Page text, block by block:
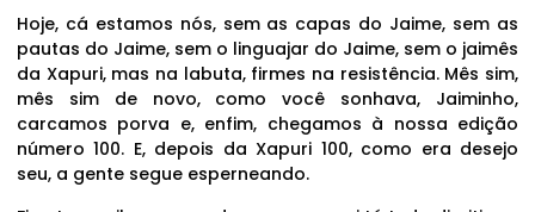
Hoje, cá estamos nós, sem as capas do Jaime, sem as
pautas do Jaime, sem o linguajar do Jaime, sem o jaimês
da Xapuri, mas na labuta, firmes na resistência. Mês sim,
mês sim de novo, como você sonhava, Jaiminho,
carcamos porva e, enfim, chegamos à nossa edição
número 100. E, depois da Xapuri 100, como era desejo
seu, a gente segue esperneando.